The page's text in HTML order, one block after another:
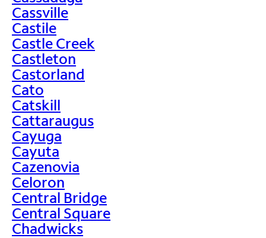
Cassville
Castile
Castle Creek
Castleton
Castorland
Cato
Catskill
Cattaraugus
Cayuga
Cayuta
Cazenovia
Celoron
Central Bridge
Central Square
Chadwicks